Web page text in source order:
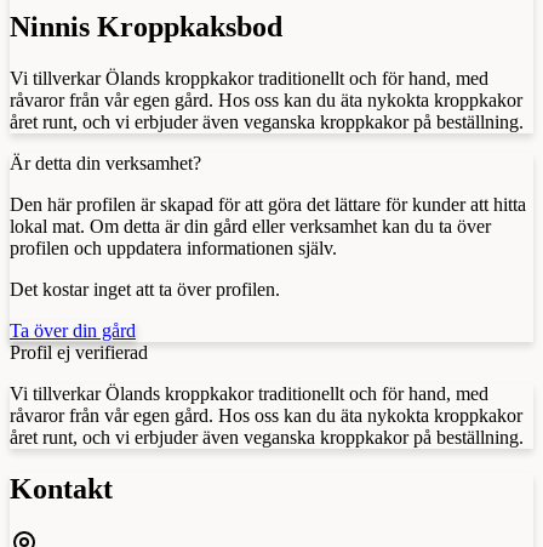
Ninnis Kroppkaksbod
Vi tillverkar Ölands kroppkakor traditionellt och för hand, med
råvaror från vår egen gård. Hos oss kan du äta nykokta kroppkakor
året runt, och vi erbjuder även veganska kroppkakor på beställning.
Är detta din verksamhet?
Den här profilen är skapad för att göra det lättare för kunder att hitta
lokal mat. Om detta är din gård eller verksamhet kan du ta över
profilen och uppdatera informationen själv.
Det kostar inget att ta över profilen.
Ta över din gård
Profil ej verifierad
Vi tillverkar Ölands kroppkakor traditionellt och för hand, med
råvaror från vår egen gård. Hos oss kan du äta nykokta kroppkakor
året runt, och vi erbjuder även veganska kroppkakor på beställning.
Kontakt